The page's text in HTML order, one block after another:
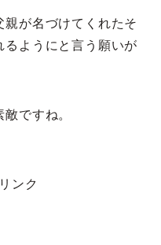
が名づけてくれたそ
るようにと言う願いが
ですね。
ンク